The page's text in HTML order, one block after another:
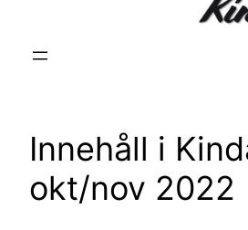
Innehåll i
okt/nov 2022